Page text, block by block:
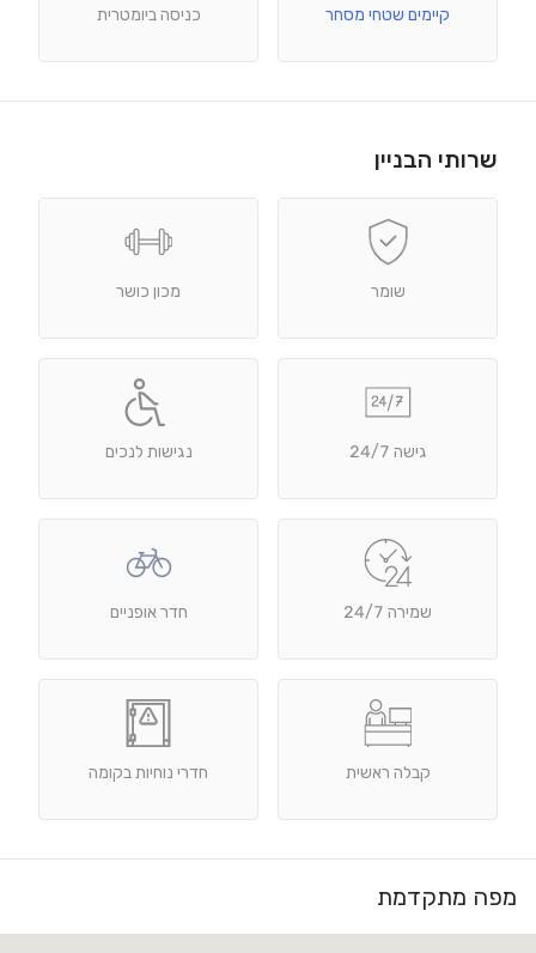
קיימים שטחי מסחר כניסה ביומטרית
שרותי הבניין
שומר מכון כושר
גישה 24/7 נגישות לנכים
שמירה 24/7 חדר אופניים
קבלה ראשית חדרי נוחיות בקומה
מפה מתקדמת